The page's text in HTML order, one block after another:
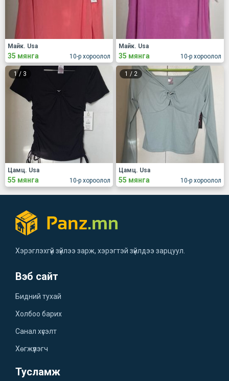
10-р хороолол
Майк. Usa
35 мянга 10-р хороолол
Майк. Usa
35 мянга
1/ 3
10-р хороолол
Цамц. Usa
55 мянга
1 / 2
10-р хороолол
Цамц. Usa
55 мянга
Хэрэглэхгүй зүйлээ зарж, хэрэгтэй зүйлдээ зарцуул.
Вэб сайт
Бидний тухай
Холбоо барих
Санал хүсэлт
Хөгжүүлэгч
Тусламж